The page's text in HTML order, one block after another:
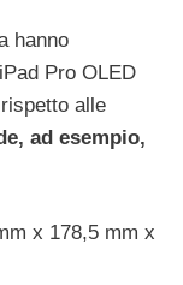
hanno
Pro OLED
alle
ad esempio,
x 178,5 mm x